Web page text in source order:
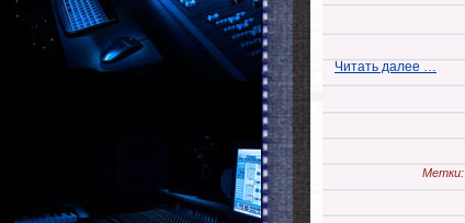
Читать далее …
Метки: